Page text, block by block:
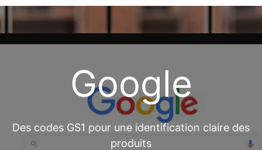
Google
Des codes GS1 pour une identification claire des
produits